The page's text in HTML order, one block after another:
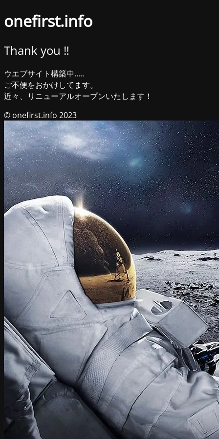
onefirst.info
Thank you ‼︎
ウエブサイト構築中.....
ご不便をおかけしてます。
近々、リニューアルオープンいたします！
© onefirst.info 2023